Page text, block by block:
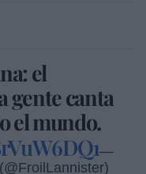
el
gente canta
el mundo.
—